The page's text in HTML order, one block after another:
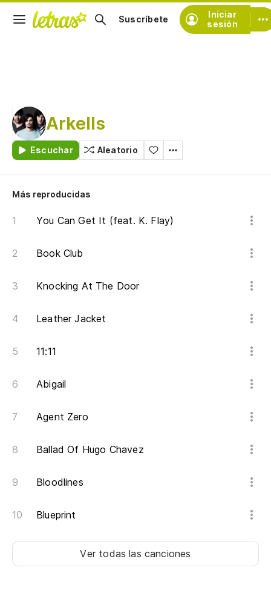
Iniciar
sesión
Suscríbete
Arkells
Escuchar Aleatorio
Más reproducidas
You Can Get It (feat. K. Flay)
Book Club
Knocking At The Door
Leather Jacket
11:11
Abigail
Agent Zero
Ballad Of Hugo Chavez
Bloodlines
Blueprint
Ver todas las canciones